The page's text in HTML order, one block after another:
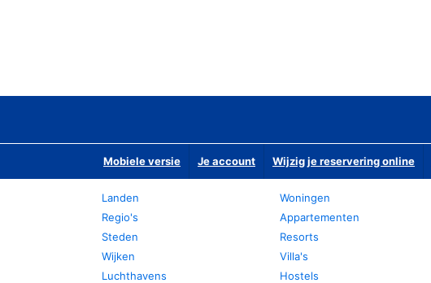
Mobiele versie Je account Wijzig je reservering online
Landen
Regio's
Steden
Wijken
Luchthavens
Woningen
Appartementen
Resorts
Villa's
Hostels